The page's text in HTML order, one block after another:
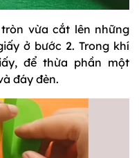
vừa cắt lên những
ở bước 2. Trong khí
để thừa phần một
đáy đèn.